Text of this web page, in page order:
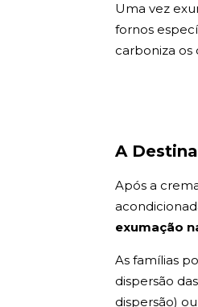
Uma vez
fornos
carboniza os
A
Após a
exumação
As famílias
dispersão
dispersão)